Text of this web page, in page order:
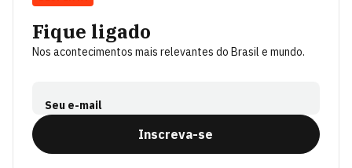
Fique ligado
Nos acontecimentos mais relevantes do Brasil e mundo.
Seu e-mail
Inscreva-se